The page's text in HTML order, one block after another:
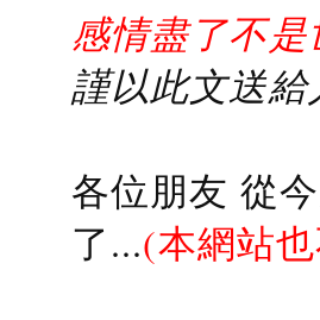
感情盡了不
謹以此文送
各位朋友 從
了...(本網站